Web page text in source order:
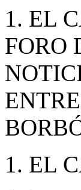
1. EL
1. EL